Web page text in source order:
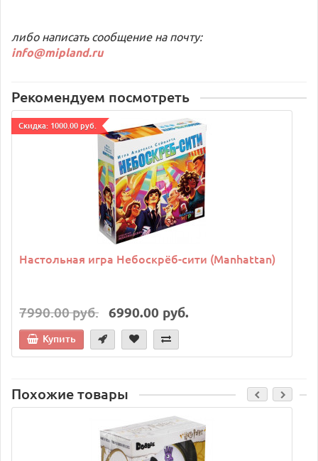
либо написать сообщение на почту:
info@mipland.ru
Рекомендуем посмотреть
Cкидка: 1000.00 руб.
Настольная игра Небоскрёб-сити (Manhattan)
7990.00 руб. 6990.00 руб.
Купить
Похожие товары